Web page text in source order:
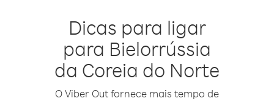
Dicas para ligar
para Bielorrússia
da Coreia do Norte
O Viber Out fornece mais tempo de